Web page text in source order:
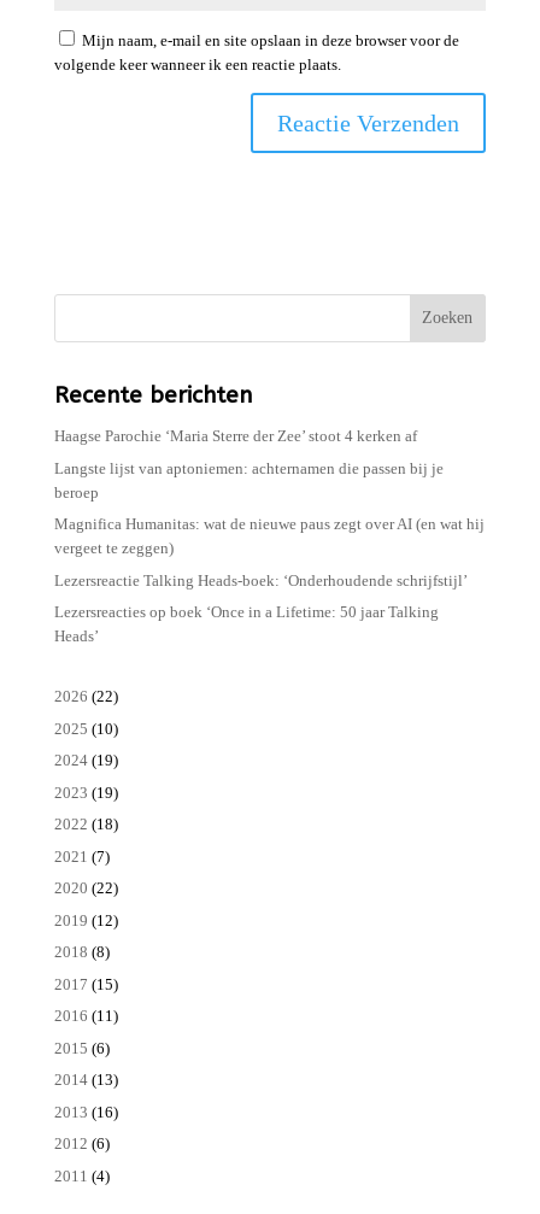
Mijn naam, e-mail en site opslaan in deze browser voor de
volgende keer wanneer ik een reactie plaats.
Zoeken
Recente berichten
Haagse Parochie ‘Maria Sterre der Zee’ stoot 4 kerken af
Langste lijst van aptoniemen: achternamen die passen bij je
beroep
Magnifica Humanitas: wat de nieuwe paus zegt over AI (en wat hij
vergeet te zeggen)
Lezersreactie Talking Heads-boek: ‘Onderhoudende schrijfstijl’
Lezersreacties op boek ‘Once in a Lifetime: 50 jaar Talking
Heads’
2026 (22)
2025 (10)
2024(19)
2023 (19)
2022 (18)
2021 (7)
2020 (22)
2019 (12)
2018 (8)
2017 (15)
2016 (11)
2015 (6)
2014(13)
2013 (16)
2012 (6)
2011 (4)